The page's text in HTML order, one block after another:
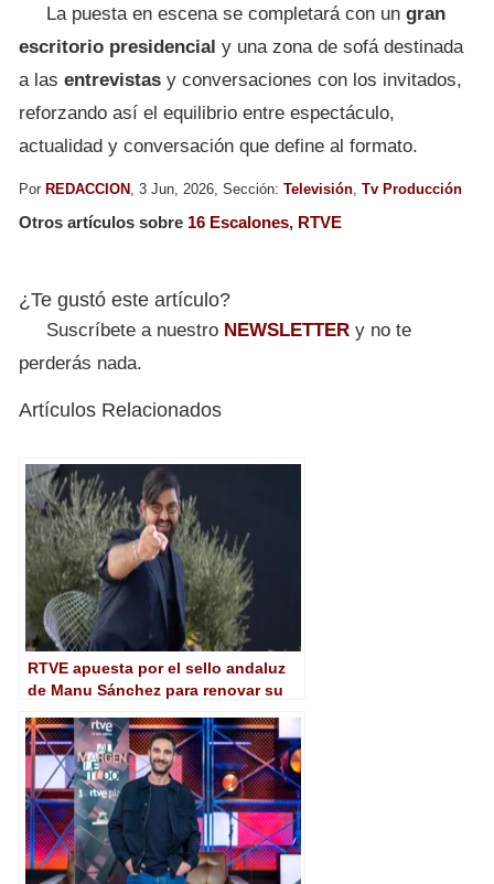
La puesta en escena se completará con un gran
escritorio presidencial y una zona de sofá destinada
a las entrevistas y conversaciones con los invitados,
reforzando así el equilibrio entre espectáculo,
actualidad y conversación que define al formato.
Por REDACCION , 3 Jun, 2026, Sección: Televisión, Tv Producción
Otros artículos sobre 16 Escalones, RTVE
¿Te gustó este artículo?
Suscríbete a nuestro NEWSLETTER y no te
perderás nada.
Artículos Relacionados
RTVE apuesta por el sello andaluz
de Manu Sánchez para renovar su